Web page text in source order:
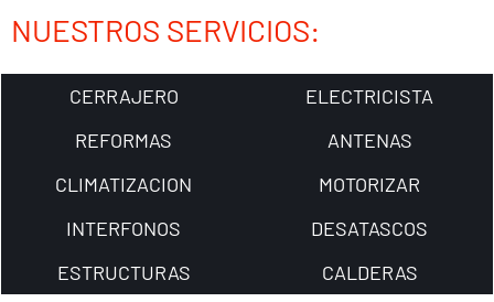
NUESTROS SERVICIOS:
CERRAJERO
ELECTRICISTA
REFORMAS
ANTENAS
CLIMATIZACION
MOTORIZAR
INTERFONOS
DESATASCOS
ESTRUCTURAS
CALDERAS